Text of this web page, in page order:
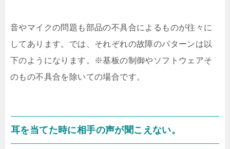
音やマイクの問題も部品の不具合によるものが往々に
してあります。では、それぞれの故障のパターンは以
下のようになります。※基板の制御やソフトウェアそ
のもの不具合を除いての場合です。
耳を当てた時に相手の声が聞こえない。